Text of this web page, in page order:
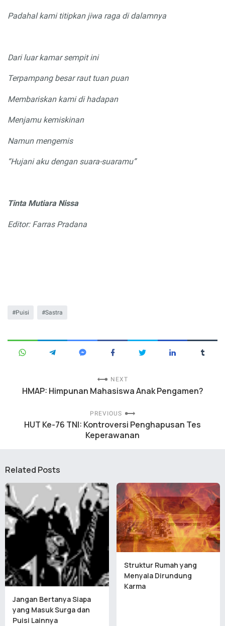
Padahal kami titipkan jiwa raga di dalamnya
Dari luar kamar sempit ini
Terpampang besar raut tuan puan
Membariskan kami di hadapan
Menjamu kemiskinan
Namun mengemis
“Hujani aku dengan suara-suaramu”
Tinta Mutiara Nissa
Editor: Farras Pradana
Puisi Sastra
NEXT
HMAP: Himpunan Mahasiswa Anak Pengamen?
PREVIOUS
HUT Ke-76 TNI: Kontroversi Penghapusan Tes
Keperawanan
Related Posts
Jangan Bertanya Siapa
yang Masuk Surga dan
Puisi Lainnya
Struktur Rumah yang
Menyala Dirundung
Karma